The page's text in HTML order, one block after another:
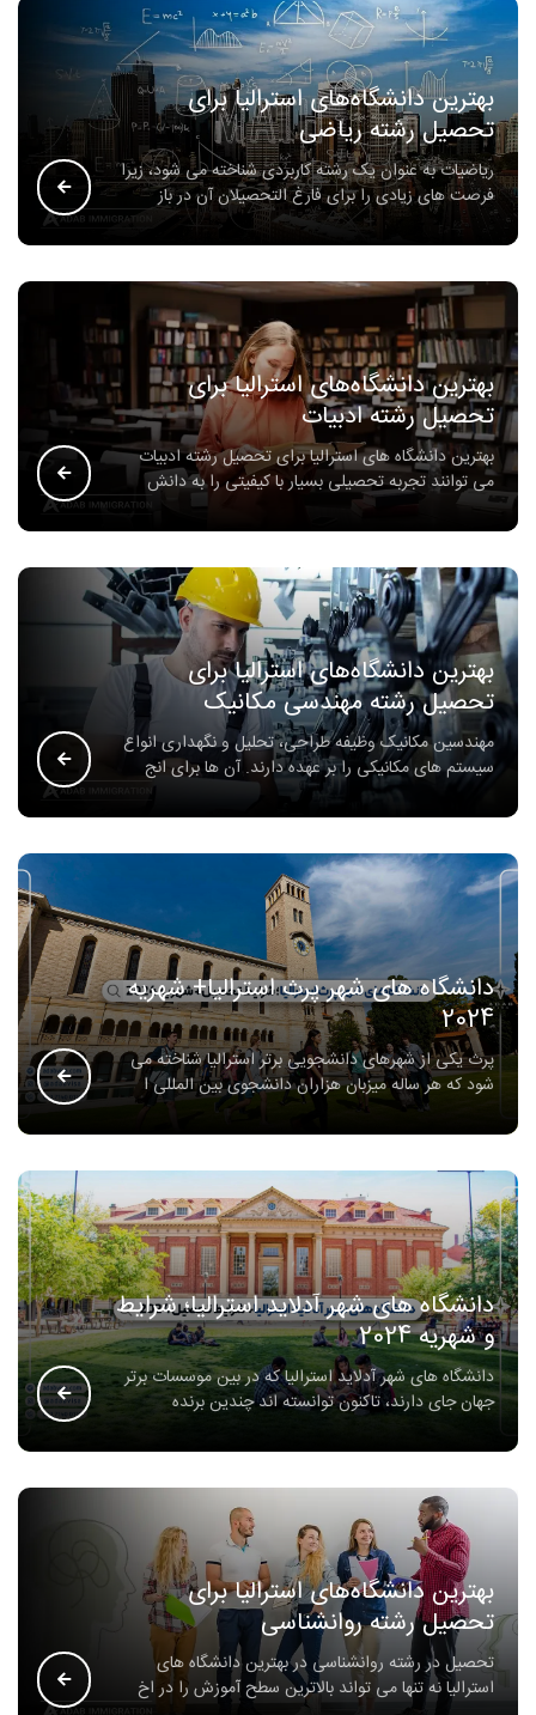
بهترین دانشگاه‌های استرالیا برای
تحصیل رشته ریاضی
ریاضیات به عنوان یک رشته کاربردی شناخته می شود، زیرا
فرصت های زیادی را برای فارغ التحصیلان آن در باز
بهترین دانشگاه‌های استرالیا برای
تحصیل رشته ادبیات
بهترین دانشگاه های استرالیا برای تحصیل رشته ادبیات
می توانند تجربه تحصیلی بسیار با کیفیتی را به دانش
بهترین دانشگاه‌های استرالیا برای
تحصیل رشته مهندسی مکانیک
مهندسین مکانیک وظیفه طراحی، تحلیل و نگهداری انواع
سیستم های مکانیکی را بر عهده دارند. آن ها برای انج
دانشگاه های شهر پرث استرالیا+ شهریه
2024
پرث یکی از شهرهای دانشجویی برتر استرالیا شناخته می
شود که هر ساله میزبان هزاران دانشجوی بین المللی ا
دانشگاه های شهر آدلاید استرالیا؛ شرایط
و شهریه 2024
دانشگاه های شهر آدلاید استرالیا که در بین موسسات برتر
جهان جای دارند، تاکنون توانسته اند چندین برنده
بهترین دانشگاه‌های استرالیا برای
تحصیل رشته روانشناسی
تحصیل در رشته روانشناسی در بهترین دانشگاه های
استرالیا نه تنها می تواند بالاترین سطح آموزش را در اخ